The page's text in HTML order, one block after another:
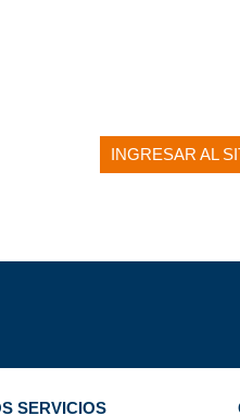
INGRESAR AL
SERVICIOS